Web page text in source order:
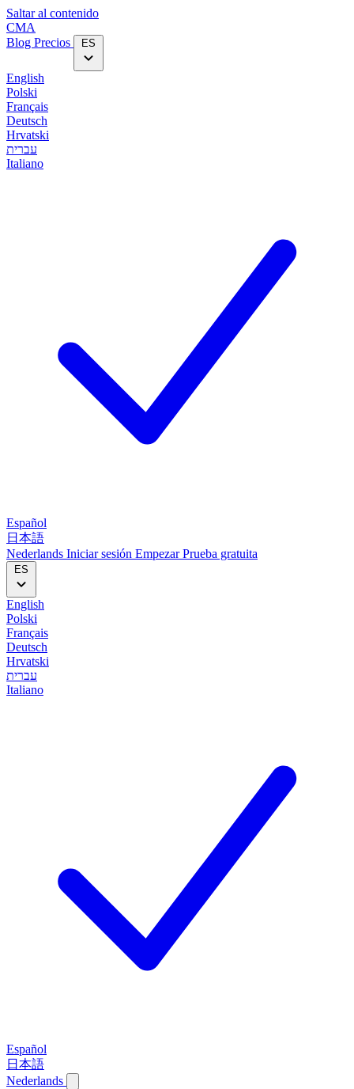
Saltar al contenido
CMA
Blog‎ Precios ES
English
Polski
Français
Deutsch
Hrvatski
עברית
Italiano
Español
日本語
Nederlands Iniciar sesión EmpezarPrueba gratuita
ES
English
Polski
Français
Deutsch
Hrvatski
עברית
Italiano
Español
日本語
Nederlands